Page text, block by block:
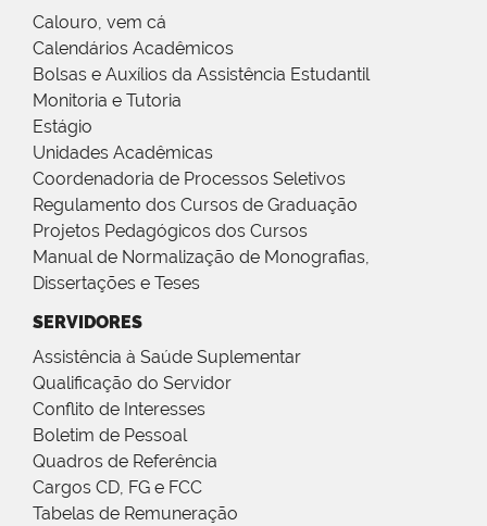
Calouro, vem cá
Calendários Acadêmicos
Bolsas e Auxílios da Assistência Estudantil
Monitoria e Tutoria
Estágio
Unidades Acadêmicas
Coordenadoria de Processos Seletivos
Regulamento dos Cursos de Graduação
Projetos Pedagógicos dos Cursos
Manual de Normalização de Monografias,
Dissertações e Teses
SERVIDORES
Assistência à Saúde Suplementar
Qualificação do Servidor
Conflito de Interesses
Boletim de Pessoal
Quadros de Referência
Cargos CD, FG e FCC
Tabelas de Remuneração